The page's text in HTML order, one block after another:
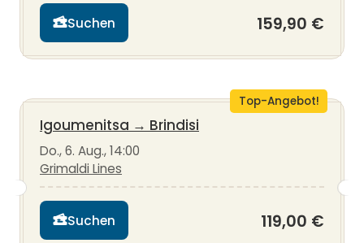
Suchen 159,90 €
Top-Angebot!
Igoumenitsa → Brindisi
Do., 6. Aug., 14:00
Grimaldi Lines
Suchen 119,00 €